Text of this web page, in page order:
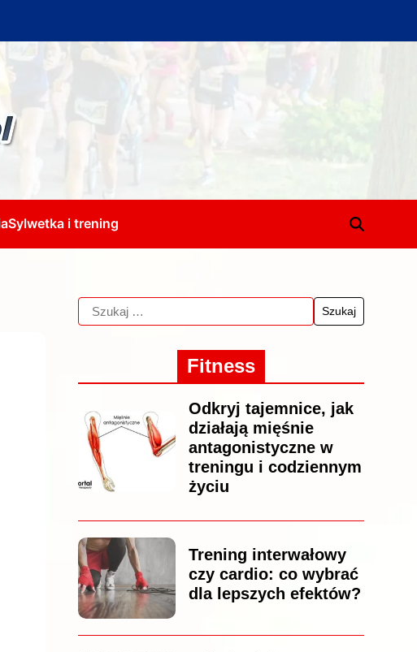
Sylwetka i trening
Fitness
Odkryj tajemnice, jak
działają mięśnie
antagonistyczne w
treningu i codziennym
życiu
Trening interwałowy
czy cardio: co wybrać
dla lepszych efektów?